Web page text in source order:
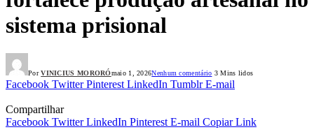
sistema prisional
Por VINICIUS MORORÓmaio 1, 2026Nenhum comentário 3 Mins lidos
Facebook Twitter Pinterest LinkedIn Tumblr E-mail
Compartilhar
Facebook Twitter LinkedIn Pinterest E-mail Copiar Link